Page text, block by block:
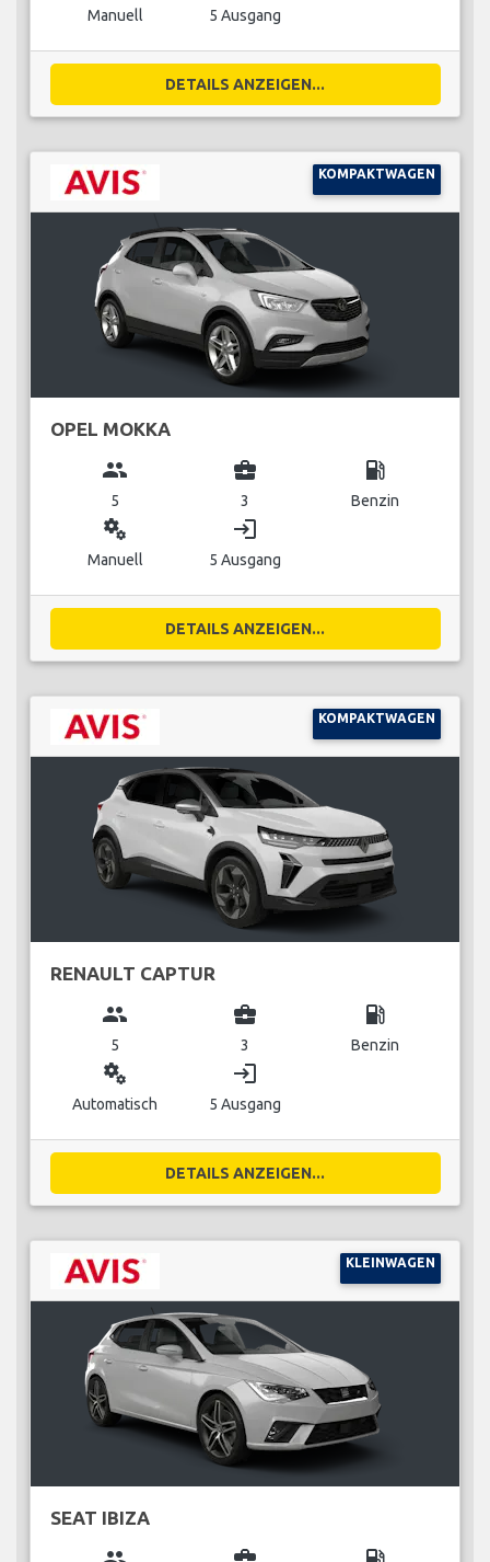
Manuell 5 Ausgang
DETAILS ANZEIGEN...
KOMPAKTWAGEN
OPEL MOKKA
group
5
business_center
3
local_gas_station
Benzin
miscellaneous_services
Manuell
login
5 Ausgang
DETAILS ANZEIGEN...
KOMPAKTWAGEN
RENAULT CAPTUR
group
5
business_center
3
local_gas_station
Benzin
miscellaneous_services
Automatisch
login
5 Ausgang
DETAILS ANZEIGEN...
KLEINWAGEN
SEAT IBIZA